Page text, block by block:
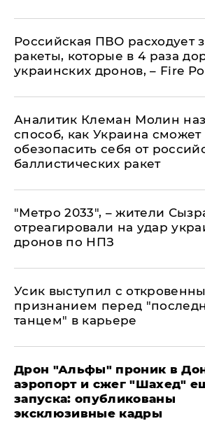
Российская ПВО расходует
ракеты, которые в 4 раза
украинских дронов, – Fire
Аналитик Клеман Молин
способ, как Украина сможет
обезопасить себя от
баллистических ракет
"Метро 2033", – жители
отреагировали на удар
дронов по НПЗ
Усик выступил с
признанием перед
танцем" в карьере
Дрон "Альфы" проник в
аэропорт и сжег "Шахед"
запуска: опубликованы
эксклюзивные кадры